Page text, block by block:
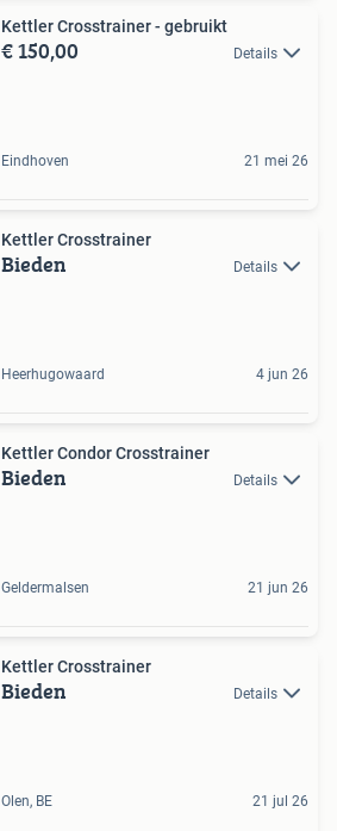
Kettler Crosstrainer - gebruikt
€ 150,00 Details
Eindhoven 21 mei 26
Kettler Crosstrainer
Bieden Details
Heerhugowaard 4 jun 26
Kettler Condor Crosstrainer
Bieden Details
Geldermalsen 21 jun 26
Kettler Crosstrainer
Bieden Details
Olen, BE 21 jul 26